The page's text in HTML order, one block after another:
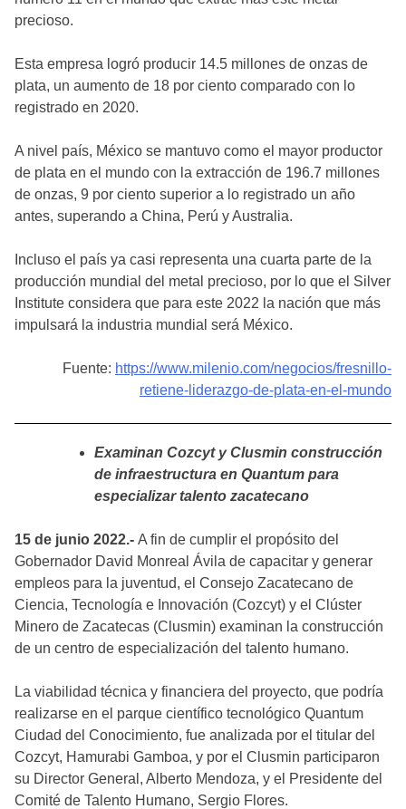
precioso.
Esta empresa logró producir 14.5 millones de onzas de
plata, un aumento de 18 por ciento comparado con lo
registrado en 2020.
A nivel país, México se mantuvo como el mayor productor
de plata en el mundo con la extracción de 196.7 millones
de onzas, 9 por ciento superior a lo registrado un año
antes, superando a China, Perú y Australia.
Incluso el país ya casi representa una cuarta parte de la
producción mundial del metal precioso, por lo que el Silver
Institute considera que para este 2022 la nación que más
impulsará la industria mundial será México.
Fuente: https://www.milenio.com/negocios/fresnillo-
retiene-liderazgo-de-plata-en-el-mundo
Examinan Cozcyt y Clusmin construcción
de infraestructura en Quantum para
especializar talento zacatecano
15 de junio 2022.- A fin de cumplir el propósito del
Gobernador David Monreal Ávila de capacitar y generar
empleos para la juventud, el Consejo Zacatecano de
Ciencia, Tecnología e Innovación (Cozcyt) y el Clúster
Minero de Zacatecas (Clusmin) examinan la construcción
de un centro de especialización del talento humano.
La viabilidad técnica y financiera del proyecto, que podría
realizarse en el parque científico tecnológico Quantum
Ciudad del Conocimiento, fue analizada por el titular del
Cozcyt, Hamurabi Gamboa, y por el Clusmin participaron
su Director General, Alberto Mendoza, y el Presidente del
Comité de Talento Humano, Sergio Flores.